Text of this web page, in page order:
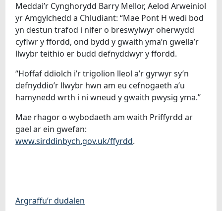
Meddai’r Cynghorydd Barry Mellor, Aelod Arweiniol
yr Amgylchedd a Chludiant: “Mae Pont H wedi bod
yn destun trafod i nifer o breswylwyr oherwydd
cyflwr y ffordd, ond bydd y gwaith yma’n gwella’r
llwybr teithio er budd defnyddwyr y ffordd.
“Hoffaf ddiolch i’r trigolion lleol a’r gyrwyr sy’n
defnyddio’r llwybr hwn am eu cefnogaeth a’u
hamynedd wrth i ni wneud y gwaith pwysig yma.”
Mae rhagor o wybodaeth am waith Priffyrdd ar
gael ar ein gwefan:
www.sirddinbych.gov.uk/ffyrdd.
Argraffu’r dudalen